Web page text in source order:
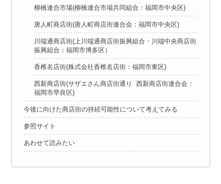
柳橋連合市場(柳橋連合市場共同組合：福岡市中央区)
唐人町商店街(唐人町商店街連合会：福岡市中央区)
川端通商店街(上川端通商店街振興組合・川端中央商店街
振興組合：福岡市博多区）
香椎名店街(株式会社香椎名店街：福岡市東区)
西新商店街(サザエさん商店街通り 西新商店街連合会：
福岡市早良区)
今後に向けた商店街の持続可能性について考えてみる
参照サイト
あわせて読みたい